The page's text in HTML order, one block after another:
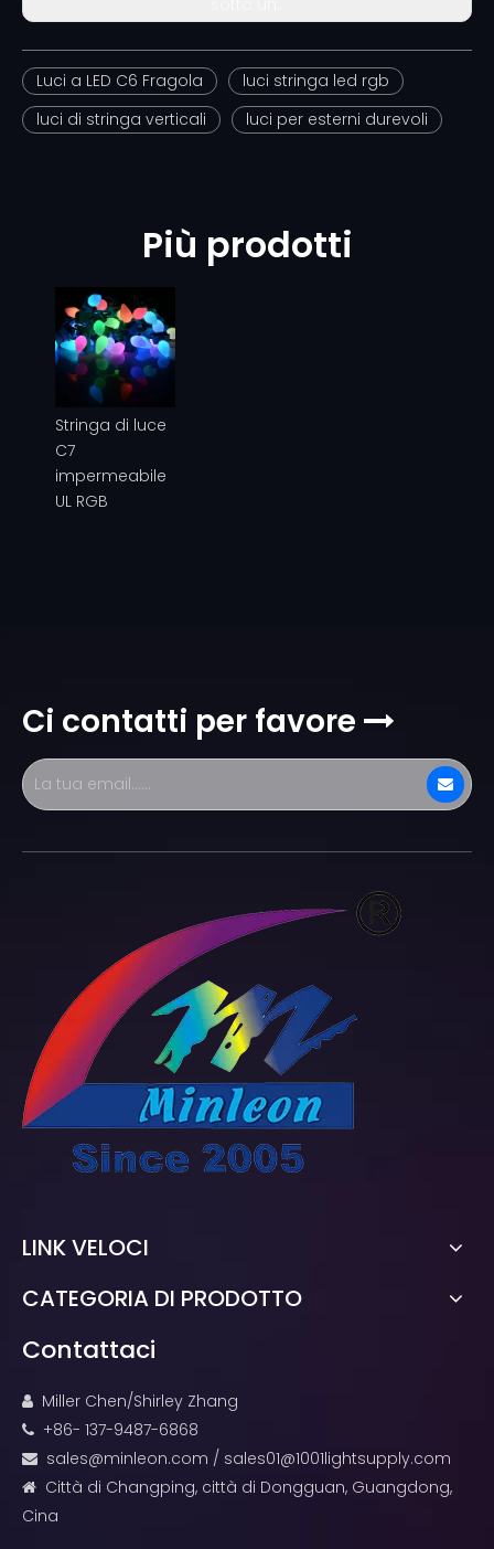
Luci a LED C6 Fragola
luci stringa led rgb
luci di stringa verticali
luci per esterni durevoli
Più prodotti
Stringa di luce
C7
impermeabile
UL RGB
Ci contatti per favore 
LINK VELOCI
CATEGORIA DI PRODOTTO
Contattaci
 Miller Chen/Shirley Zhang
 +86- 137-9487-6868
 sales@minleon.com / sales01@1001lightsupply.com

Città di Changping, città di Dongguan, Guangdong,
Cina